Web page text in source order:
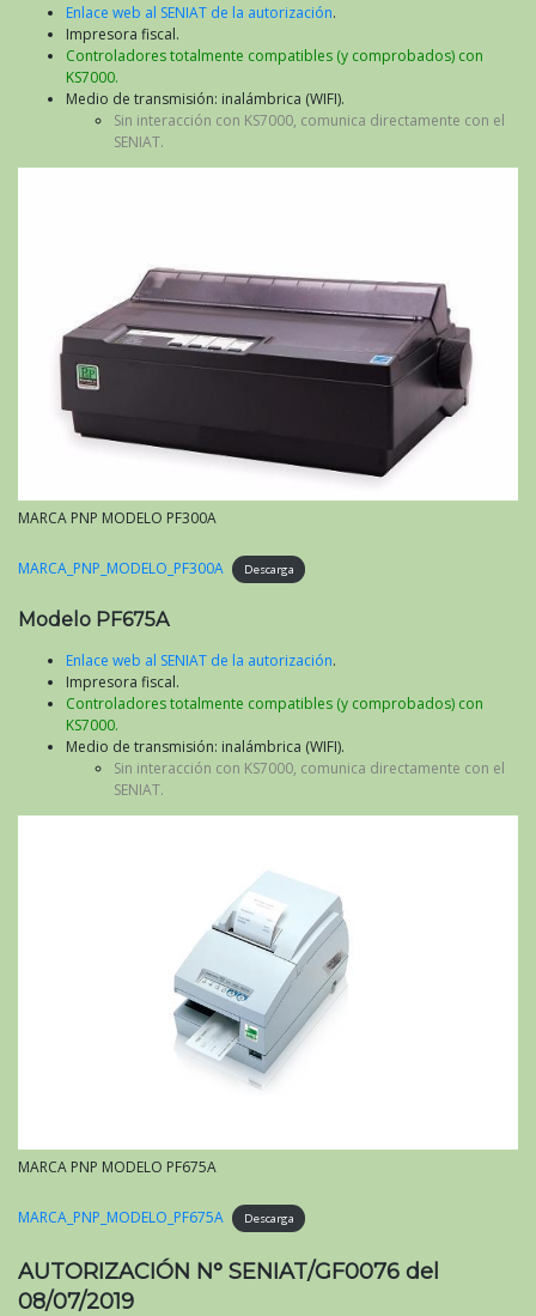
Enlace web al SENIAT de la autorización.
Impresora fiscal.
Controladores totalmente compatibles (y comprobados) con
KS7000.
Medio de transmisión: inalámbrica (WIFI).
Sin interacción con KS7000, comunica directamente con el
SENIAT.
MARCA PNP MODELO PF300A
MARCA_PNP_MODELO_PF300A Descarga
Modelo PF675A
Enlace web al SENIAT de la autorización.
Impresora fiscal.
Controladores totalmente compatibles (y comprobados) con
KS7000.
Medio de transmisión: inalámbrica (WIFI).
Sin interacción con KS7000, comunica directamente con el
SENIAT.
MARCA PNP MODELO PF675A
MARCA_PNP_MODELO_PF675A Descarga
AUTORIZACIÓN N° SENIAT/GF0076 del
08/07/2019